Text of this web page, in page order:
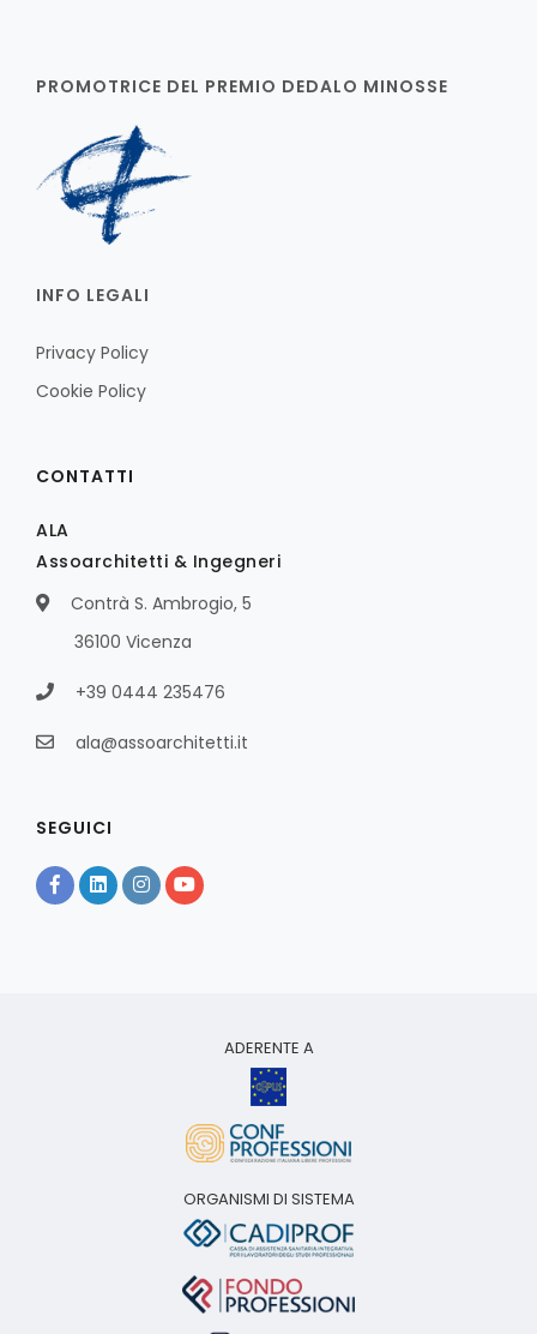
PROMOTRICE DEL PREMIO DEDALO MINOSSE
INFO LEGALI
Privacy Policy
Cookie Policy
CONTATTI
ALA
Assoarchitetti & Ingegneri
Contrà S. Ambrogio, 5
36100 Vicenza
+39 0444 235476
ala@assoarchitetti.it
SEGUICI
ADERENTE A
ORGANISMI DI SISTEMA